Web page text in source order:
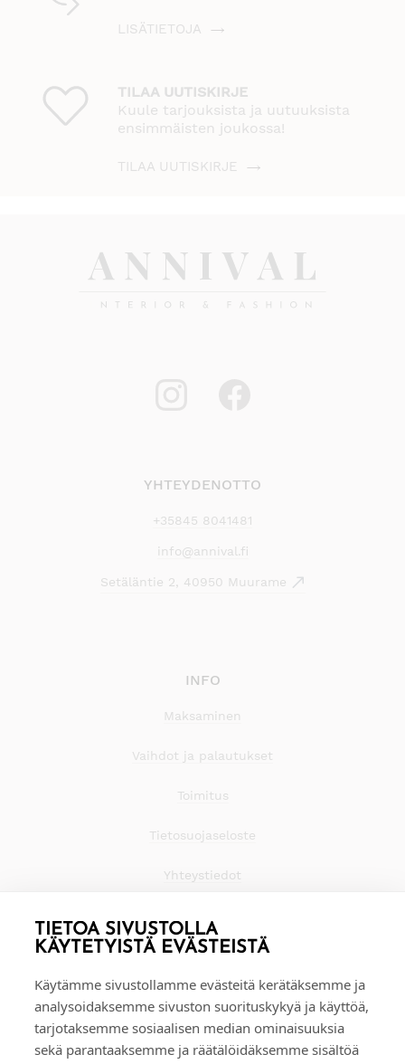
TIETOA SIVUSTOLLA
KÄYTETYISTÄ EVÄSTEISTÄ
Käytämme sivustollamme evästeitä kerätäksemme ja
analysoidaksemme sivuston suorituskykyä ja käyttöä,
tarjotaksemme sosiaalisen median ominaisuuksia
sekä parantaaksemme ja räätälöidäksemme sisältöä
LISÄTIETOJA
TILAA UUTISKIRJE
Kuule tarjouksista ja uutuuksista
ensimmäisten joukossa!
TILAA UUTISKIRJE
YHTEYDENOTTO
+35845 8041481
info@annival.fi
Setäläntie 2, 40950 Muurame
INFO
Maksaminen
Vaihdot ja palautukset
Toimitus
Tietosuojaseloste
Yhteystiedot